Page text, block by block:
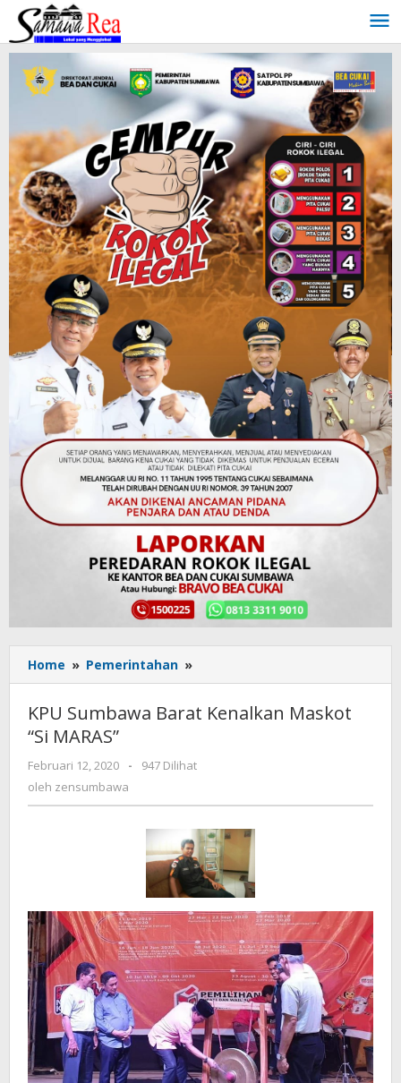
Lewati
konten
Home » Pemerintahan »
Sumbawa
Kenalkan
KPU Sumbawa Barat Kenalkan Maskot
“Si MARAS”
Februari 12, 2020
oleh
-
947 Dilihat
oleh zensumbawa